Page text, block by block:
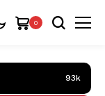
0
93k